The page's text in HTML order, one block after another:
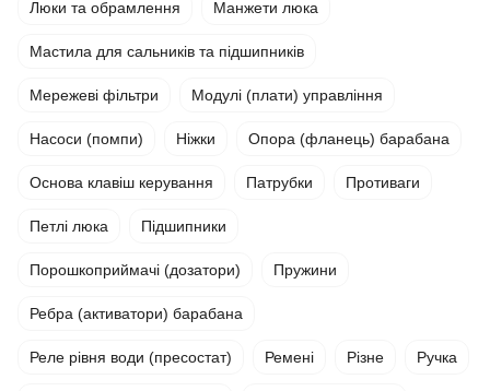
Люки та обрамлення Манжети люка
Мастила для сальників та підшипників
Мережеві фільтри Модулі (плати) управління
Насоси (помпи) Ніжки Опора (фланець) барабана
Основа клавіш керування Патрубки Противаги
Петлі люка Підшипники
Порошкоприймачі (дозатори) Пружини
Ребра (активатори) барабана
Реле рівня води (пресостат) Ремені Різне Ручка